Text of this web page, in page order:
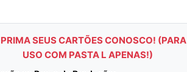
SEUS CARTÕES CONOSCO! (PARA
USO COM PASTA L APENAS!)